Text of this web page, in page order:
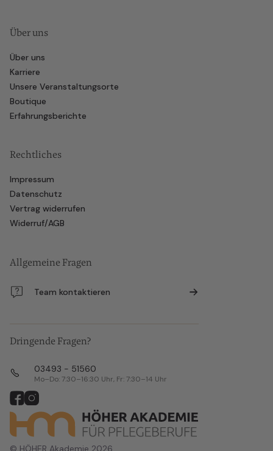
Über uns
Über uns
Karriere
Unsere Veranstaltungsorte
Boutique
Erfahrungsberichte
Rechtliches
Impressum
Datenschutz
Vertrag widerrufen
Widerruf/AGB
Allgemeine Fragen
Team kontaktieren
Dringende Fragen?
03493 - 51560
Mo–Do: 7:30–16:30 Uhr, Fr: 7:30–14 Uhr
© HÖHER Akademie 2026